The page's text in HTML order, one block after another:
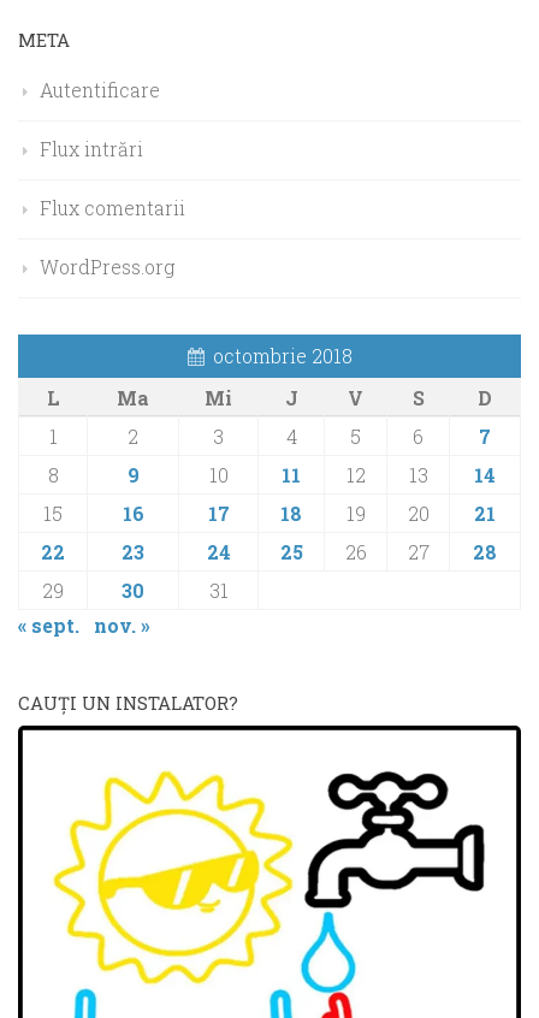
META
Autentificare
Flux intrări
Flux comentarii
WordPress.org
octombrie 2018
L
Ma Mi J V S
D
1
2 3 4 5 6
7
8
9 10 11 12 13
14
15
16 17 18 19 20
21
22
23 24 25 26 27
28
29
30
31
« sept.
nov. »
CAUŢI UN INSTALATOR?